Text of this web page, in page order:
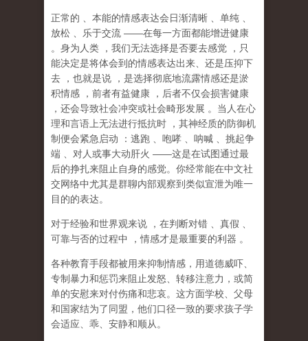
正常的 、本能的情感表达会日渐清晰 、单纯
放松
、乐于交流 ——在每一方面都能增进健康
。身为人类
，我们无法选择是否要去感觉
，只
能决定是将体会到的情感表达出来、还是压抑下
去
，也就是说 ， 是选择彻底地流露情感还是淤
积情感
，前者有益健康
，后者不仅会损害健康
，还会导致社会冲突或社会畸形发展 。当人在心
理和言语上无法进行抵抗时
，其神经质的防御机
制便会紧急启动
：逃跑 、咆哮 、呐喊
、挑起争
端
、对人或事大动肝火 ——这是在试图通过最
后的挣扎来阻止自身的感觉。你经常能在中文社
交网络中尤其是群聊内部观察到类似宣泄为唯一
目的的表达。
对于经验和世界观来说 ，在判断对错 、真假
可靠与否的过程中
，情感才是最重要的利器 。
各种教育手段都被用来抑制情感，用道德威吓、
专制暴力和惩罚来阻止发怒、转移注意力，或简
单的安慰来对付伤痛和悲哀。这方面学校、父母
和国家结为了同盟，他们口径一致的要求孩子学
会适应、乖、安静和顺从。